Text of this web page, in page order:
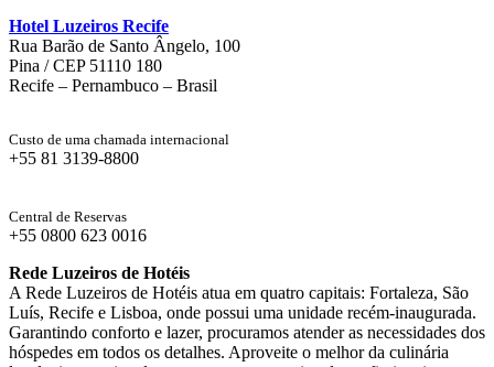
Hotel Luzeiros Recife
Rua Barão de Santo Ângelo, 100
Pina / CEP 51110 180
Recife – Pernambuco – Brasil
Custo de uma chamada internacional
+55 81 3139-8800
Central de Reservas
+55 0800 623 0016
Rede Luzeiros de Hotéis
A Rede Luzeiros de Hotéis atua em quatro capitais: Fortaleza, São
Luís, Recife e Lisboa, onde possui uma unidade recém-inaugurada.
Garantindo conforto e lazer, procuramos atender as necessidades dos
hóspedes em todos os detalhes. Aproveite o melhor da culinária